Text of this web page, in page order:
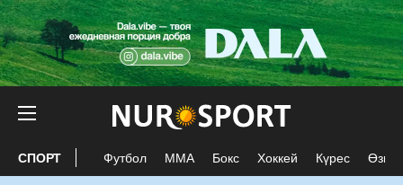
СПОРТ Футбол ММА Бокс Хоккей Күрес Өзге